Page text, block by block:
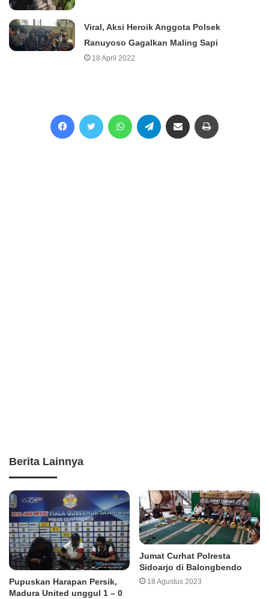
Viral, Aksi Heroik Anggota Polsek
Ranuyoso Gagalkan Maling Sapi
18 April 2022
Berita Lainnya
Pupuskan Harapan Persik,
Madura United unggul 1 – 0
Jumat Curhat Polresta
Sidoarjo di Balongbendo
18 Agustus 2023